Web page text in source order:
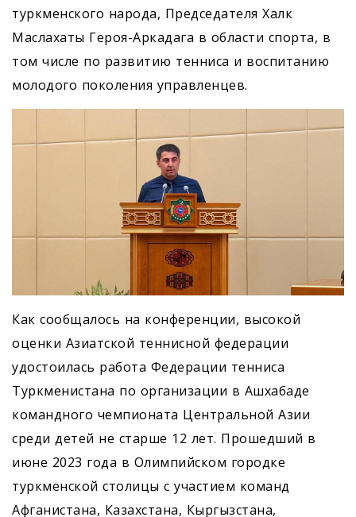
туркменского народа, Председателя Халк
Маслахаты Героя-Аркадага в области спорта, в
том числе по развитию тенниса и воспитанию
молодого поколения управленцев.
Как сообщалось на конференции, высокой
оценки Азиатской теннисной федерации
удостоилась работа Федерации тенниса
Туркменистана по организации в Ашхабаде
командного чемпионата Центральной Азии
среди детей не старше 12 лет. Прошедший в
июне 2023 года в Олимпийском городке
туркменской столицы с участием команд
Афганистана, Казахстана, Кыргызстана,